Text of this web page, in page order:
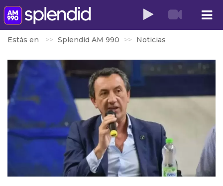
Estás en Splendid AM 990 Noticias